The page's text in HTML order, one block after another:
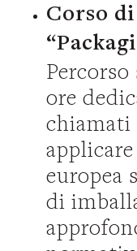
Corso
ore
chiamati
europea
di